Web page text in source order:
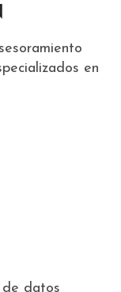
en
de datos